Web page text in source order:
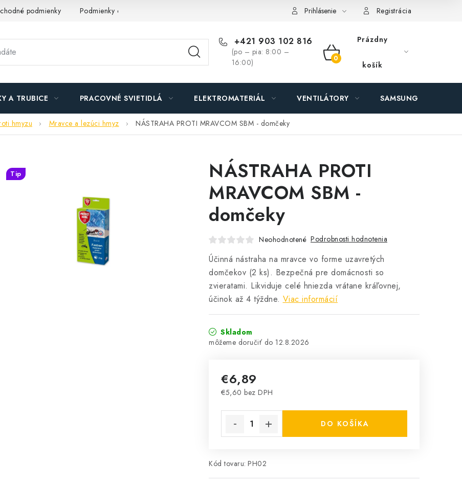
podmienky Podmienky ochrany osobných údajov O nás - MEGALED & JANTON Zákamenné Zľavy pre profíkov
Prihlásenie Registrácia
+421 903 102 816
(po – pia: 8:00 –
16:00)
NÁKUPNÝ
KOŠÍK
Prázdny
košík
A TRUBICE PRACOVNÉ SVIETIDLÁ ELEKTROMATERIÁL VENTILÁTORY SAMSUNG SVIETIDLÁ
hmyzu Mravce a lezúci hmyz NÁSTRAHA PROTI MRAVCOM SBM - domčeky
NÁSTRAHA PROTI
MRAVCOM SBM -
domčeky
Neohodnotené Podrobnosti hodnotenia
Účinná nástraha na mravce vo forme uzavretých
domčekov (2 ks). Bezpečná pre domácnosti so
zvieratami. Likviduje celé hniezda vrátane kráľovnej,
účinok až 4 týždne. Viac informácií
Skladom
12.8.2026
€6,89
€5,60 bez DPH
DO KOŠÍKA
Kód tovaru: PH02
Tip